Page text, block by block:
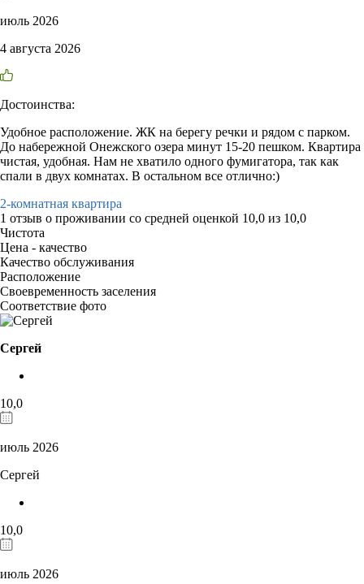
июль 2026
4 августа 2026
Достоинства:
Удобное расположение. ЖК на берегу речки и рядом с парком.
До набережной Онежского озера минут 15-20 пешком. Квартира
чистая, удобная. Нам не хватило одного фумигатора, так как
спали в двух комнатах. В остальном все отлично:)
2-комнатная квартира
1 отзыв о проживании со средней оценкой 10,0 из 10,0
Чистота
Цена - качество
Качество обслуживания
Расположение
Своевременность заселения
Соответствие фото
Сергей
10,0
июль 2026
Сергей
10,0
июль 2026